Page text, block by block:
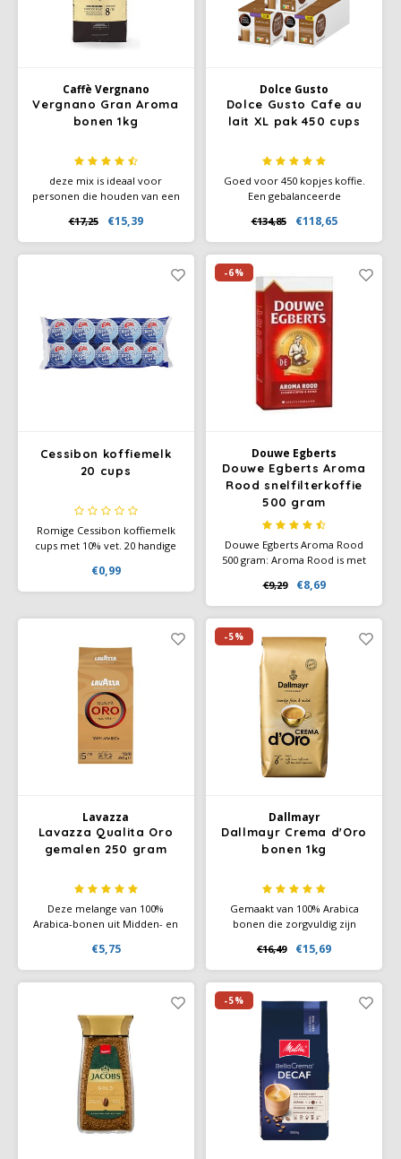
Caffè Vergnano
Vergnano Gran Aroma
bonen 1kg
deze mix is ideaal voor
personen die houden van een
crèmelaag, intense smaak en
kruidige tonen. Bevat Arabica
en robusta bonen. Medium
€17,25 €15,39
Dolce Gusto
Dolce Gusto Cafe au
lait XL pak 450 cups
Goed voor 450 kopjes koffie.
Een gebalanceerde
en zachte melk, voorbereid in
één capsule die je binnen een
minuut de perfecte koffie
€134,85 €118,65
Cessibon koffiemelk
20 cups
Romige Cessibon koffiemelk
cups met 10% vet. 20 handige
Ideaal voor horeca, kantoor
en thuisgebruik.
€0,99
-6%
Douwe Egberts
Douwe Egberts Aroma
Rood snelfilterkoffie
500 gram
Douwe Egberts Aroma Rood
500 gram: Aroma Rood is met
smaak en geurige
karakteristieke aroma al jaren
een begrip in Nederland. Je
vertrouwde Douwe Egberts
koffie sinds 1753.
€9,29 €8,69
Lavazza
Lavazza Qualita Oro
gemalen 250 gram
Deze melange van 100%
Arabica-bonen uit Midden- en
verfijnde koffie-ervaring met
zoete, fruitige en bloemige
tonen. De medium branding
zorgt voor een zachte textuur
en een rijke aromatische
smaak die liefhebbers
wereldwijd waarderen
€5,75
-5%
Dallmayr
Dallmayr Crema d'Oro
bonen 1kg
Gemaakt van 100% Arabica
bonen die zorgvuldig zijn
branding proces geeft het een
zachte en lichte crèmelaag.
Geschikt voor elk moment
van de dag. Geschikt voor
volautomaten.
€16,49 €15,69
-5%